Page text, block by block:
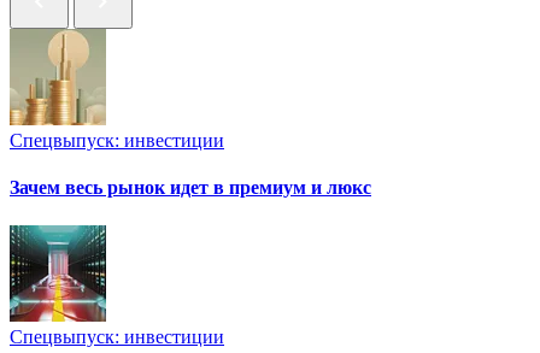
Спецвыпуск: инвестиции
Зачем весь рынок идет в премиум и люкс
Спецвыпуск: инвестиции